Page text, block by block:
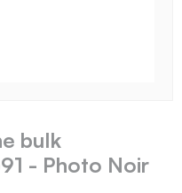
bulk
- Photo Noir